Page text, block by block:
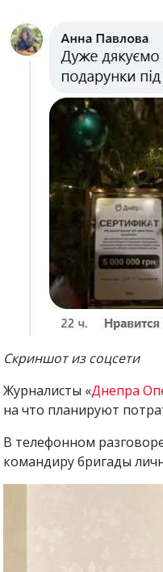
Скриншот из соцсети
Журналисты «Днепра
на что планируют
В телефонном
командиру бригады